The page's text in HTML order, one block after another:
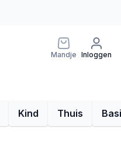
Mandje Inloggen
Kind Thuis